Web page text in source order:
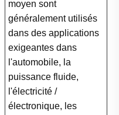
moyen sont
généralement utilisés
dans des applications
exigeantes dans
l'automobile, la
puissance fluide,
l'électricité /
électronique, les